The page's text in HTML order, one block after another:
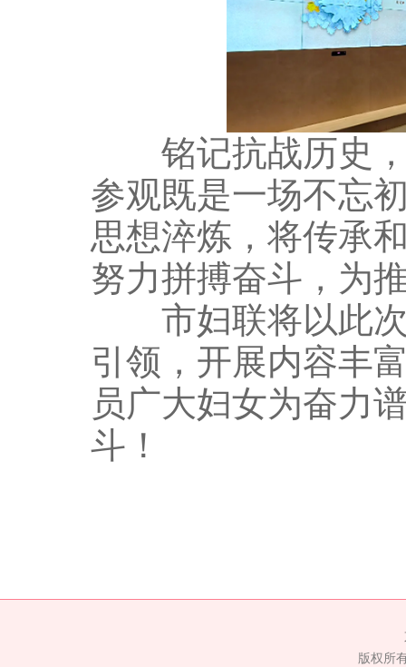
铭记抗战历史，
参观既是一场不忘
思想淬炼，将传承
努力拼搏奋斗，为
市妇联将以此次
引领，开展内容丰
员广大妇女为奋力
斗！
版权所